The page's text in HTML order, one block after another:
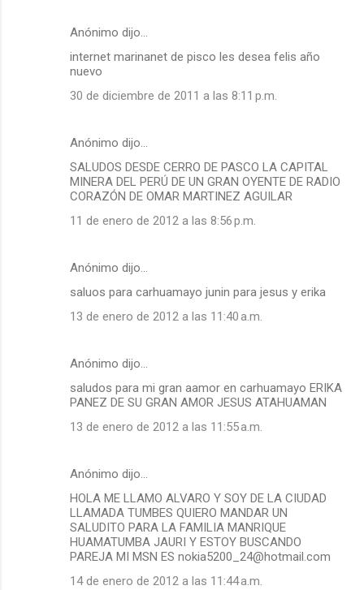
Anónimo dijo…
internet marinanet de pisco les desea felis año
nuevo
30 de diciembre de 2011 a las 8:11 p.m.
Anónimo dijo…
SALUDOS DESDE CERRO DE PASCO LA CAPITAL
MINERA DEL PERÚ DE UN GRAN OYENTE DE RADIO
CORAZÓN DE OMAR MARTINEZ AGUILAR
11 de enero de 2012 a las 8:56 p.m.
Anónimo dijo…
saluos para carhuamayo junin para jesus y erika
13 de enero de 2012 a las 11:40 a.m.
Anónimo dijo…
saludos para mi gran aamor en carhuamayo ERIKA
PANEZ DE SU GRAN AMOR JESUS ATAHUAMAN
13 de enero de 2012 a las 11:55 a.m.
Anónimo dijo…
HOLA ME LLAMO ALVARO Y SOY DE LA CIUDAD
LLAMADA TUMBES QUIERO MANDAR UN
SALUDITO PARA LA FAMILIA MANRIQUE
HUAMATUMBA JAURI Y ESTOY BUSCANDO
PAREJA MI MSN ES nokia5200_24@hotmail.com
14 de enero de 2012 a las 11:44 a.m.